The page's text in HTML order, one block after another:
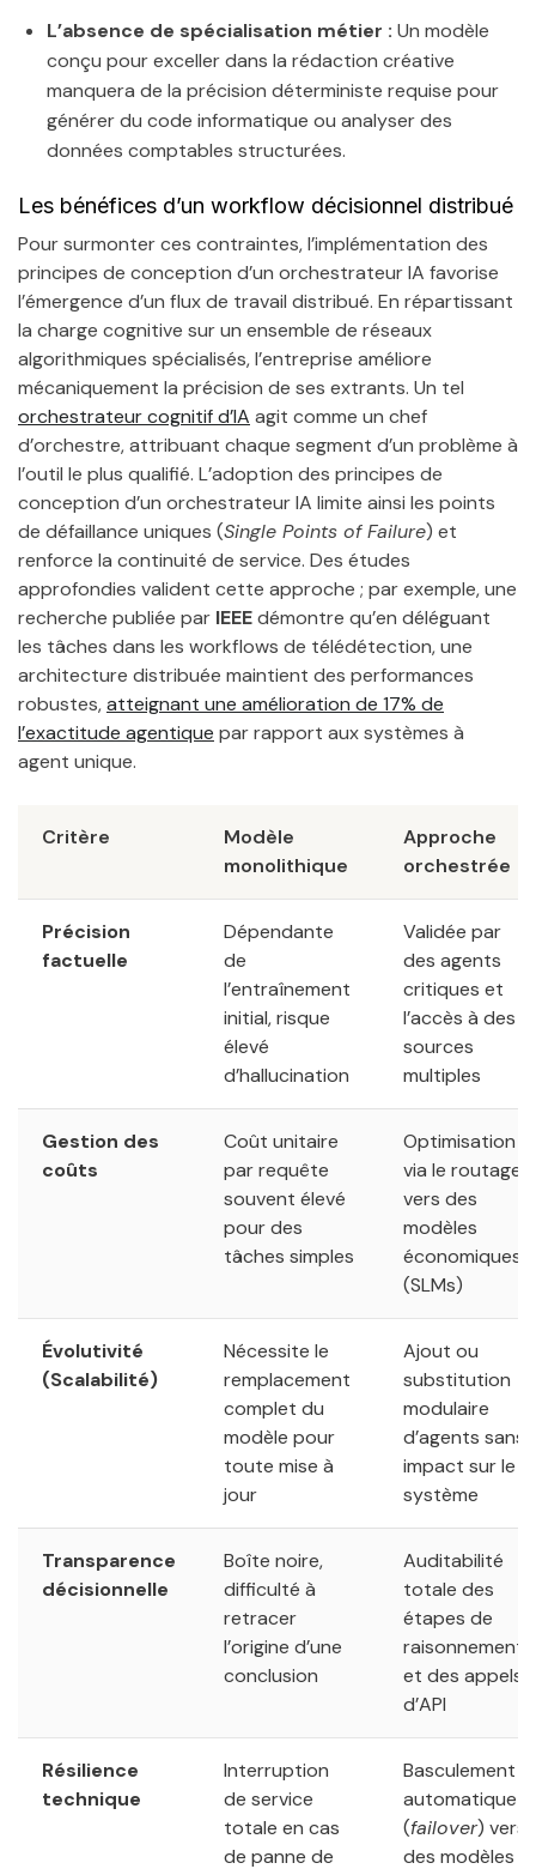
L’absence de spécialisation métier : Un modèle
conçu pour exceller dans la rédaction créative
manquera de la précision déterministe requise pour
générer du code informatique ou analyser des
données comptables structurées.
Les bénéfices d’un workflow décisionnel distribué
Pour surmonter ces contraintes, l’implémentation des
principes de conception d’un orchestrateur IA favorise
l’émergence d’un flux de travail distribué. En répartissant
la charge cognitive sur un ensemble de réseaux
algorithmiques spécialisés, l’entreprise améliore
mécaniquement la précision de ses extrants. Un tel
orchestrateur cognitif d’IA agit comme un chef
d’orchestre, attribuant chaque segment d’un problème à
l’outil le plus qualifié. L’adoption des principes de
conception d’un orchestrateur IA limite ainsi les points
de défaillance uniques (Single Points of Failure) et
renforce la continuité de service. Des études
approfondies valident cette approche ; par exemple, une
recherche publiée par IEEEdémontre qu’en déléguant
les tâches dans les workflows de télédétection, une
architecture distribuée maintient des performances
robustes,atteignant une amélioration de 17% de
l’exactitude agentique par rapport aux systèmes à
agent unique.
Critère
Modèle
monolithique
Approche
orchestrée
Précision
factuelle
Dépendante
de
l’entraînement
initial, risque
élevé
d’hallucination
Validée par
des agents
critiques et
l’accès à des
sources
multiples
Gestion des
coûts
Coût unitaire
par requête
souvent élevé
pour des
tâches simples
Optimisation
via le routage
vers des
modèles
économiques
(SLMs)
Évolutivité
(Scalabilité)
Nécessite le
remplacement
complet du
modèle pour
toute mise à
jour
Ajout ou
substitution
modulaire
d’agents sans
impact sur le
système
Transparence
décisionnelle
Boîte noire,
difficulté à
retracer
l’origine d’une
conclusion
Auditabilité
totale des
étapes de
raisonnement
et des appels
d’API
Résilience
technique
Interruption
de service
totale en cas
de panne de
Basculement
automatique
(failover) vers
des modèles